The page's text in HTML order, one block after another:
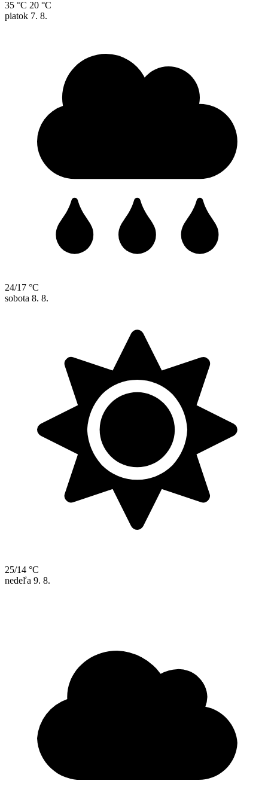
35 °C 20 °C
piatok 7. 8.
24/17 °C
sobota 8. 8.
25/14 °C
nedeľa 9. 8.